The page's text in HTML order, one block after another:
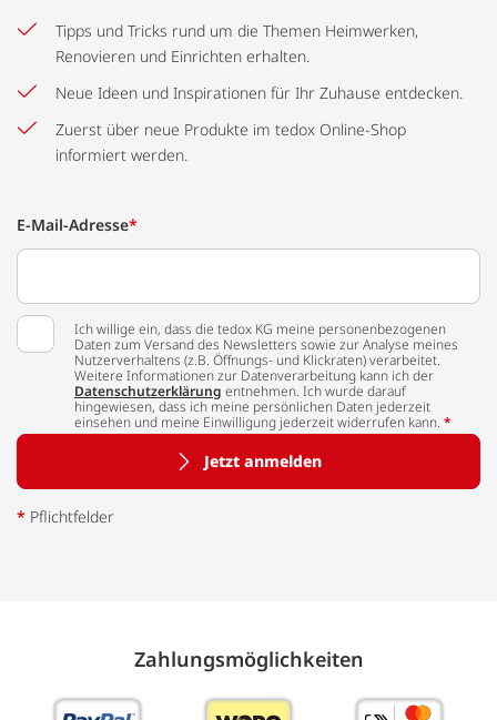
Tipps und Tricks rund um die Themen Heimwerken,
Renovieren und Einrichten erhalten.
Neue Ideen und Inspirationen für Ihr Zuhause entdecken.
Zuerst über neue Produkte im tedox Online-Shop
informiert werden.
E-Mail-Adresse*
Ich willige ein, dass die tedox KG meine personenbezogenen
Daten zum Versand des Newsletters sowie zur Analyse meines
Nutzerverhaltens (z.B. Öffnungs- und Klickraten) verarbeitet.
Weitere Informationen zur Datenverarbeitung kann ich der
Datenschutzerklärung entnehmen. Ich wurde darauf
hingewiesen, dass ich meine persönlichen Daten jederzeit
einsehen und meine Einwilligung jederzeit widerrufen kann. *
Jetzt anmelden
* Pflichtfelder
Zahlungs­möglich­keiten